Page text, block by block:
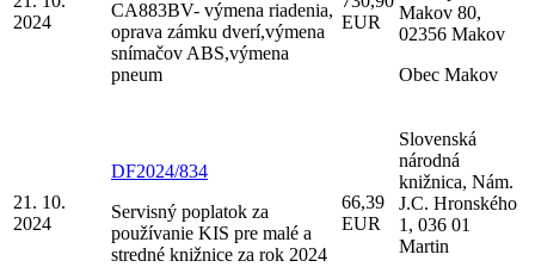
2024
CA883BV- výmena riadenia,
oprava zámku dverí,výmena
snímačov ABS,výmena
pneum
EUR
Makov 80,
02356 Makov
Obec Makov
21. 10.
2024
DF2024/834
Servisný poplatok za
používanie KIS pre malé a
stredné knižnice za rok 2024
66,39
EUR
Slovenská
národná
knižnica, Nám.
J.C. Hronského
1, 036 01
Martin